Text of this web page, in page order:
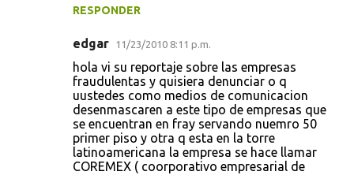
RESPONDER
edgar 11/23/2010 8:11 p.m.
hola vi su reportaje sobre las empresas
fraudulentas y quisiera denunciar o q
uustedes como medios de comunicacion
desenmascaren a este tipo de empresas que
se encuentran en fray servando nuemro 50
primer piso y otra q esta en la torre
latinoamericana la empresa se hace llamar
COREMEX ( coorporativo empresarial de